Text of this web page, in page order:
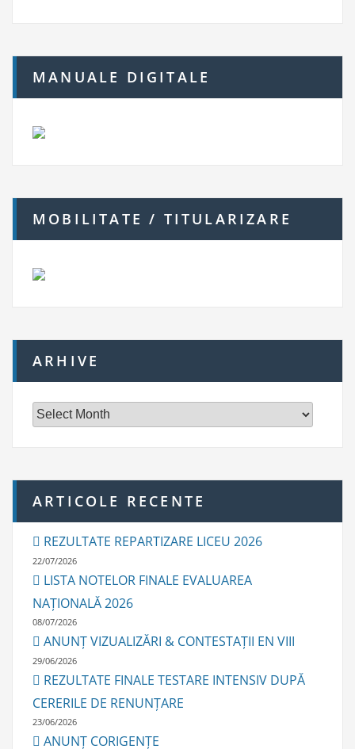
MANUALE DIGITALE
MOBILITATE / TITULARIZARE
ARHIVE
e
ARTICOLE RECENTE
REZULTATE REPARTIZARE LICEU 2026
22/07/2026
LISTA NOTELOR FINALE EVALUAREA
NAȚIONALĂ 2026
08/07/2026
ANUNȚ VIZUALIZĂRI & CONTESTAȚII EN VIII
29/06/2026
REZULTATE FINALE TESTARE INTENSIV DUPĂ
CERERILE DE RENUNȚARE
23/06/2026
ANUNȚ CORIGENȚE